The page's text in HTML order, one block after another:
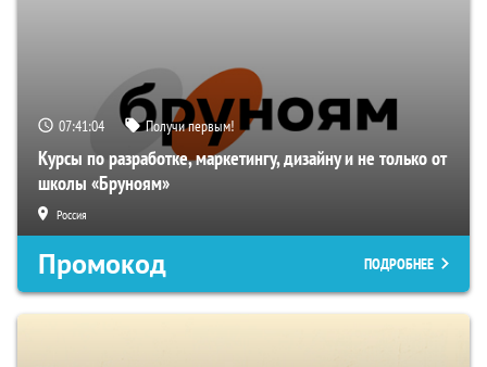
07:41:03 Получи первым!
Курсы по разработке, маркетингу, дизайну и не только от
школы «Бруноям»
Россия
Промокод ПОДРОБНЕЕ